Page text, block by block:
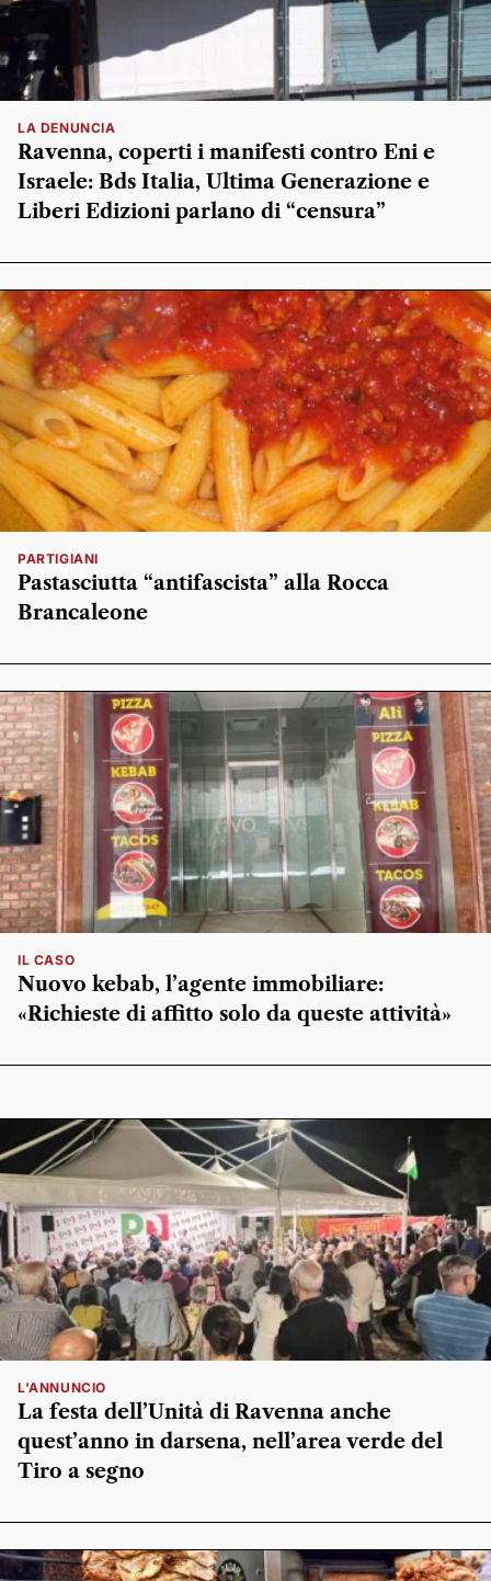
LA DENUNCIA
Ravenna, coperti i manifesti contro Eni e
Israele: Bds Italia, Ultima Generazione e
Liberi Edizioni parlano di “censura”
PARTIGIANI
Pastasciutta “antifascista” alla Rocca
Brancaleone
IL CASO
Nuovo kebab, l’agente immobiliare:
«Richieste di affitto solo da queste attività»
L'ANNUNCIO
La festa dell’Unità di Ravenna anche
quest’anno in darsena, nell’area verde del
Tiro a segno